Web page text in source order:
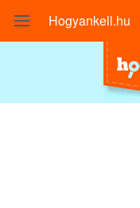
Hogyankell.hu